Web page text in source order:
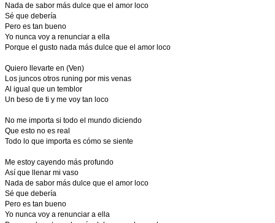
Nada de sabor más dulce que el amor loco
Sé que debería
Pero es tan bueno
Yo nunca voy a renunciar a ella
Porque el gusto nada más dulce que el amor loco
Quiero llevarte en (Ven)
Los juncos otros runing por mis venas
Al igual que un temblor
Un beso de ti y me voy tan loco
No me importa si todo el mundo diciendo
Que esto no es real
Todo lo que importa es cómo se siente
Me estoy cayendo más profundo
Así que llenar mi vaso
Nada de sabor más dulce que el amor loco
Sé que debería
Pero es tan bueno
Yo nunca voy a renunciar a ella